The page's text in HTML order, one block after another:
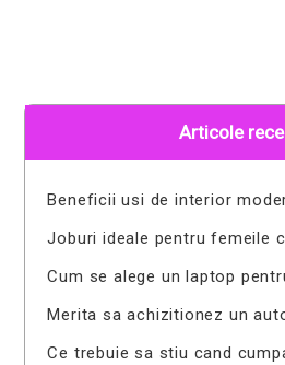
Articole
Beneficii usi de interior
Joburi ideale pentru femeile
Cum se alege un laptop
Merita sa achizitionez un
Ce trebuie sa stiu cand